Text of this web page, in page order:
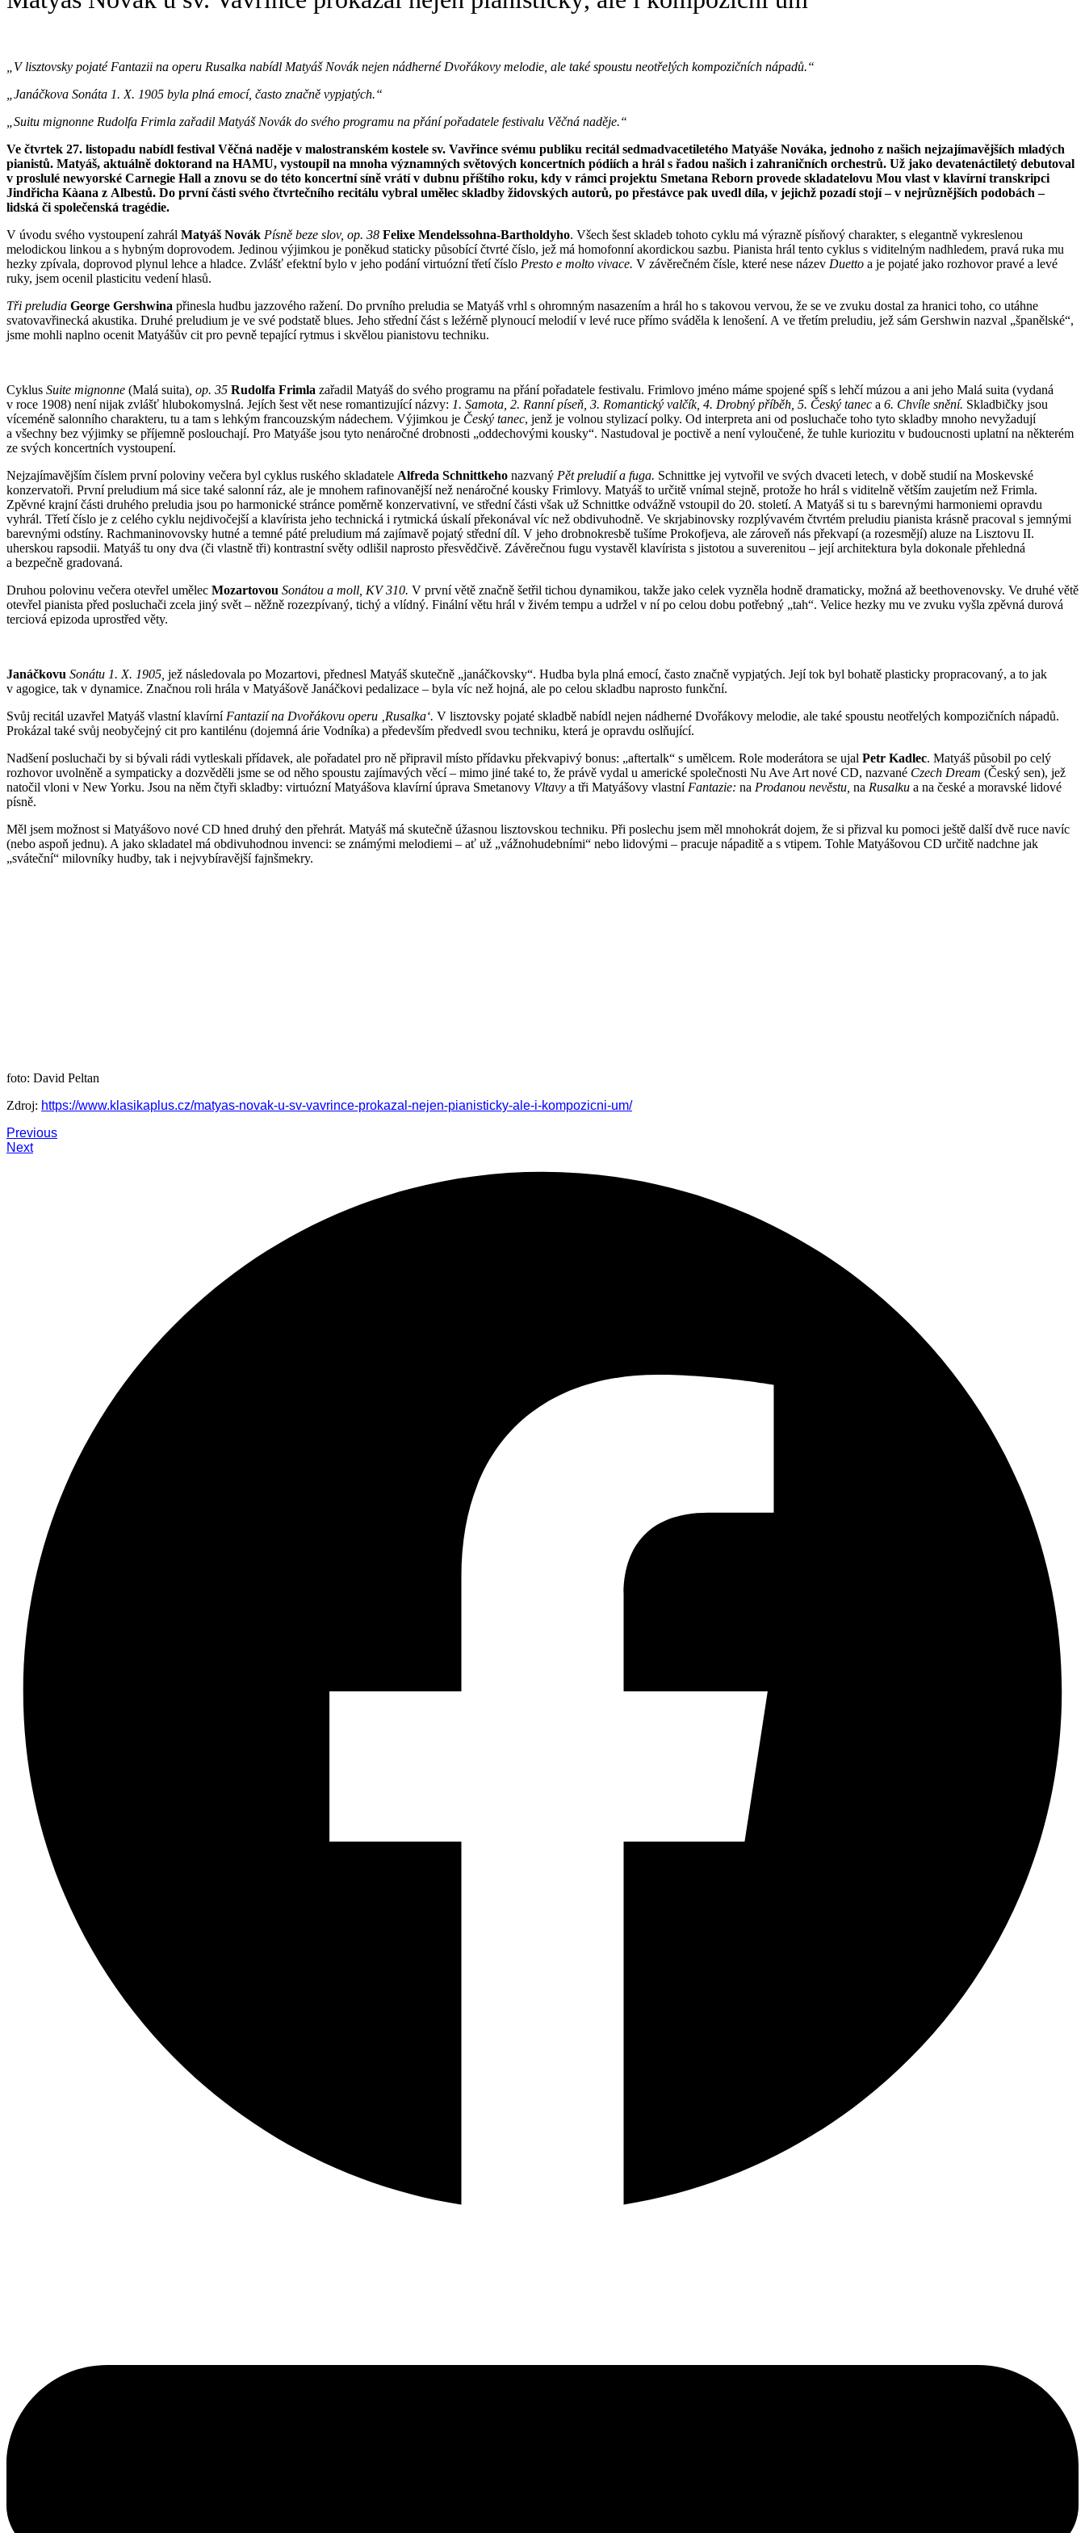
„V lisztovsky pojaté Fantazii na operu Rusalka nabídl Matyáš Novák nejen nádherné Dvořákovy melodie, ale také spoustu neotřelých kompozičních nápadů.“
„Janáčkova Sonáta 1. X. 1905 byla plná emocí, často značně vypjatých.“
„Suitu mignonne Rudolfa Frimla zařadil Matyáš Novák do svého programu na přání pořadatele festivalu Věčná naděje.“
Ve čtvrtek 27. listopadu nabídl festival Věčná naděje v malostranském kostele sv. Vavřince svému publiku recitál sedmadvacetiletého Matyáše Nováka, jednoho z našich nejzajímavějších mladých
pianistů. Matyáš, aktuálně doktorand na HAMU, vystoupil na mnoha významných světových koncertních pódiích a hrál s řadou našich i zahraničních orchestrů. Už jako devatenáctiletý debutoval
v proslulé newyorské Carnegie Hall a znovu se do této koncertní síně vrátí v dubnu příštího roku, kdy v rámci projektu Smetana Reborn provede skladatelovu Mou vlast v klavírní transkripci
Jindřicha Kàana z Albestů. Do první části svého čtvrtečního recitálu vybral umělec skladby židovských autorů, po přestávce pak uvedl díla, v jejichž pozadí stojí – v nejrůznějších podobách –
lidská či společenská tragédie.
V úvodu svého vystoupení zahrál Matyáš Novák Písně beze slov, op. 38 Felixe Mendelssohna-Bartholdyho. Všech šest skladeb tohoto cyklu má výrazně písňový charakter, s elegantně vykreslenou
melodickou linkou a s hybným doprovodem. Jedinou výjimkou je poněkud staticky působící čtvrté číslo, jež má homofonní akordickou sazbu. Pianista hrál tento cyklus s viditelným nadhledem, pravá ruka mu
hezky zpívala, doprovod plynul lehce a hladce. Zvlášť efektní bylo v jeho podání virtuózní třetí číslo Presto e molto vivace. V závěrečném čísle, které nese název Duetto a je pojaté jako rozhovor pravé a levé
ruky, jsem ocenil plasticitu vedení hlasů.
Tři preludia George Gershwina přinesla hudbu jazzového ražení. Do prvního preludia se Matyáš vrhl s ohromným nasazením a hrál ho s takovou vervou, že se ve zvuku dostal za hranici toho, co utáhne
svatovavřinecká akustika. Druhé preludium je ve své podstatě blues. Jeho střední část s ležérně plynoucí melodií v levé ruce přímo sváděla k lenošení. A ve třetím preludiu, jež sám Gershwin nazval „španělské“,
jsme mohli naplno ocenit Matyášův cit pro pevně tepající rytmus i skvělou pianistovu techniku.
Cyklus Suite mignonne (Malá suita) , op. 35 Rudolfa Frimla zařadil Matyáš do svého programu na přání pořadatele festivalu. Frimlovo jméno máme spojené spíš s lehčí múzou a ani jeho Malá suita (vydaná
v roce 1908) není nijak zvlášť hlubokomyslná. Jejích šest vět nese romantizující názvy: 1. Samota, 2. Ranní píseň, 3. Romantický valčík, 4. Drobný příběh, 5. Český tanec a 6. Chvíle snění. Skladbičky jsou
víceméně salonního charakteru, tu a tam s lehkým francouzským nádechem. Výjimkou je Český tanec, jenž je volnou stylizací polky. Od interpreta ani od posluchače toho tyto skladby mnoho nevyžadují
a všechny bez výjimky se příjemně poslouchají. Pro Matyáše jsou tyto nenáročné drobnosti „oddechovými kousky“. Nastudoval je poctivě a není vyloučené, že tuhle kuriozitu v budoucnosti uplatní na některém
ze svých koncertních vystoupení.
Nejzajímavějším číslem první poloviny večera byl cyklus ruského skladatele Alfreda Schnittkeho nazvaný Pět preludií a fuga. Schnittke jej vytvořil ve svých dvaceti letech, v době studií na Moskevské
konzervatoři. První preludium má sice také salonní ráz, ale je mnohem rafinovanější než nenáročné kousky Frimlovy. Matyáš to určitě vnímal stejně, protože ho hrál s viditelně větším zaujetím než Frimla.
Zpěvné krajní části druhého preludia jsou po harmonické stránce poměrně konzervativní, ve střední části však už Schnittke odvážně vstoupil do 20. století. A Matyáš si tu s barevnými harmoniemi opravdu
vyhrál. Třetí číslo je z celého cyklu nejdivočejší a klavírista jeho technická i rytmická úskalí překonával víc než obdivuhodně. Ve skrjabinovsky rozplývavém čtvrtém preludiu pianista krásně pracoval s jemnými
barevnými odstíny. Rachmaninovovsky hutné a temné páté preludium má zajímavě pojatý střední díl. V jeho drobnokresbě tušíme Prokofjeva, ale zároveň nás překvapí (a rozesmějí) aluze na Lisztovu II.
uherskou rapsodii. Matyáš tu ony dva (či vlastně tři) kontrastní světy odlišil naprosto přesvědčivě. Závěrečnou fugu vystavěl klavírista s jistotou a suverenitou – její architektura byla dokonale přehledná
a bezpečně gradovaná.
Druhou polovinu večera otevřel umělec Mozartovou Sonátou a moll, KV 310. V první větě značně šetřil tichou dynamikou, takže jako celek vyzněla hodně dramaticky, možná až beethovenovsky. Ve druhé větě
otevřel pianista před posluchači zcela jiný svět – něžně rozezpívaný, tichý a vlídný. Finální větu hrál v živém tempu a udržel v ní po celou dobu potřebný „tah“. Velice hezky mu ve zvuku vyšla zpěvná durová
terciová epizoda uprostřed věty.
Janáčkovu Sonátu 1. X. 1905, jež následovala po Mozartovi, přednesl Matyáš skutečně „janáčkovsky“. Hudba byla plná emocí, často značně vypjatých. Její tok byl bohatě plasticky propracovaný, a to jak
v agogice, tak v dynamice. Značnou roli hrála v Matyášově Janáčkovi pedalizace – byla víc než hojná, ale po celou skladbu naprosto funkční.
Svůj recitál uzavřel Matyáš vlastní klavírní Fantazií na Dvořákovu operu ‚Rusalka‘. V lisztovsky pojaté skladbě nabídl nejen nádherné Dvořákovy melodie, ale také spoustu neotřelých kompozičních nápadů.
Prokázal také svůj neobyčejný cit pro kantilénu (dojemná árie Vodníka) a především předvedl svou techniku, která je opravdu oslňující.
Nadšení posluchači by si bývali rádi vytleskali přídavek, ale pořadatel pro ně připravil místo přídavku překvapivý bonus: „aftertalk“ s umělcem. Role moderátora se ujal Petr Kadlec. Matyáš působil po celý
rozhovor uvolněně a sympaticky a dozvěděli jsme se od něho spoustu zajímavých věcí – mimo jiné také to, že právě vydal u americké společnosti Nu Ave Art nové CD, nazvané Czech Dream (Český sen), jež
natočil vloni v New Yorku. Jsou na něm čtyři skladby: virtuózní Matyášova klavírní úprava Smetanovy Vltavy a tři Matyášovy vlastní Fantazie: na Prodanou nevěstu, na Rusalku a na české a moravské lidové
písně.
Měl jsem možnost si Matyášovo nové CD hned druhý den přehrát. Matyáš má skutečně úžasnou lisztovskou techniku. Při poslechu jsem měl mnohokrát dojem, že si přizval ku pomoci ještě další dvě ruce navíc
(nebo aspoň jednu). A jako skladatel má obdivuhodnou invenci: se známými melodiemi – ať už „vážnohudebními“ nebo lidovými – pracuje nápaditě a s vtipem. Tohle Matyášovou CD určitě nadchne jak
„sváteční“ milovníky hudby, tak i nejvybíravější fajnšmekry.
foto: David Peltan
Zdroj: https://www.klasikaplus.cz/matyas-novak-u-sv-vavrince-prokazal-nejen-pianisticky-ale-i-kompozicni-um/
Previous
Next